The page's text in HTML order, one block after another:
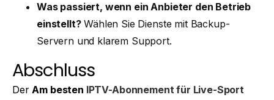
Was passiert, wenn ein Anbieter den Betrieb
einstellt?Wählen Sie Dienste mit Backup-
Servern und klarem Support.
Abschluss
DerAm besten IPTV-Abonnement für Live-Sport